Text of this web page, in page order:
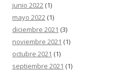
junio 2022 (1)
mayo 2022 (1)
diciembre 2021 (3)
noviembre 2021 (1)
octubre 2021 (1)
septiembre 2021 (1)